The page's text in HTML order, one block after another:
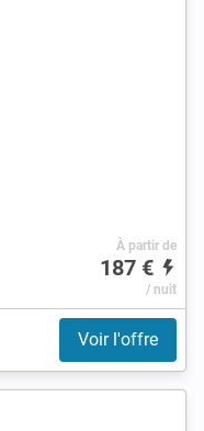
À partir de
187 €
/ nuit
Voir l'offre